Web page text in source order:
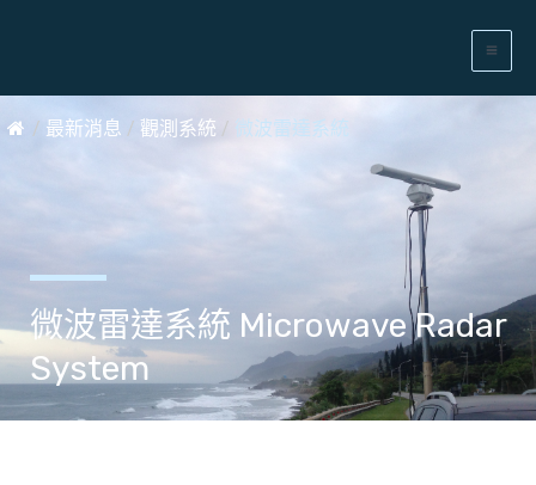
/ 最新消息 / 觀測系統 / 微波雷達系統
微波雷達系統 Microwave Radar
System